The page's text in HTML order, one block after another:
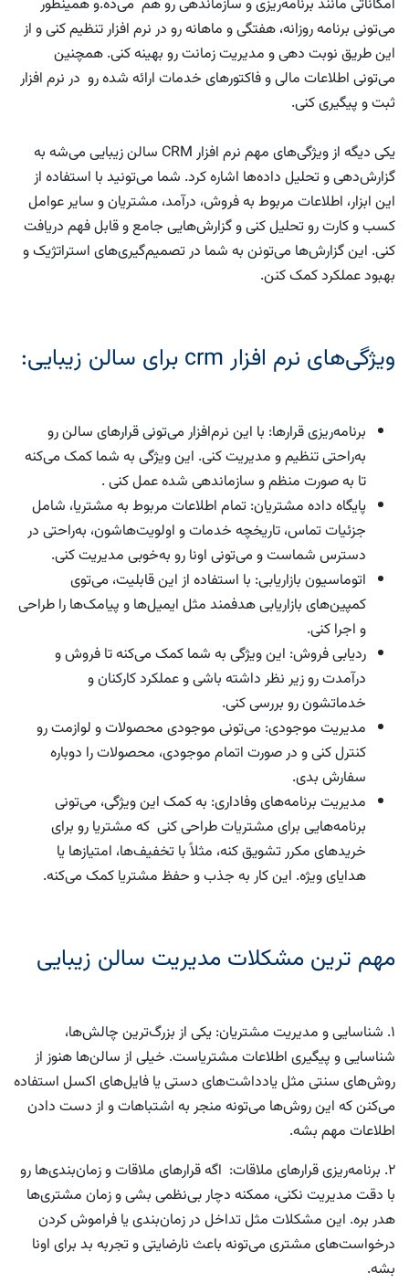
امکاناتی مانند برنامه‌ریزی و سازماندهی رو هم می‌ده.و همینطور
می‌تونی برنامه روزانه، هفتگی و ماهانه رو در نرم افزار تنظیم کنی و از
این طریق نوبت دهی و مدیریت زمانت رو بهینه کنی. همچنین
می‌تونی اطلاعات مالی و فاکتورهای خدمات ارائه شده رو در نرم افزار
ثبت و پیگیری کنی.
یکی دیگه از ویژگی‌های مهم نرم افزار CRM سالن زیبایی می‌شه به
گزارش‌دهی و تحلیل داده‌ها اشاره کرد. شما می‌تونید با استفاده از
این ابزار، اطلاعات مربوط به فروش، درآمد، مشتریان و سایر عوامل
کسب و کارت رو تحلیل کنی و گزارش‌هایی جامع و قابل فهم دریافت
کنی. این گزارش‌ها می‌تونن به شما در تصمیم‌گیری‌های استراتژیک و
بهبود عملکرد کمک کنن.
ویژگی‌های نرم افزار crm برای سالن زیبایی:
برنامه‌ریزی قرارها: با این نرم‌افزار می‌تونی قرارهای سالن رو
به‌راحتی تنظیم و مدیریت کنی. این ویژگی به شما کمک می‌کنه
تا به صورت منظم و سازماندهی شده عمل کنی .
پایگاه داده مشتریان: تمام اطلاعات مربوط به مشتریا، شامل
جزئیات تماس، تاریخچه خدمات و اولویت‌هاشون، به‌راحتی در
دسترس شماست و می‌تونی اونا رو به‌خوبی مدیریت کنی.
اتوماسیون بازاریابی: با استفاده از این قابلیت، می‌توی
کمپین‌های بازاریابی هدفمند مثل ایمیل‌ها و پیامک‌ها را طراحی
و اجرا کنی.
ردیابی فروش: این ویژگی به شما کمک می‌کنه تا فروش و
درآمدت رو زیر نظر داشته باشی و عملکرد کارکنان و
خدماتشون رو بررسی کنی.
مدیریت موجودی: می‌تونی موجودی محصولات و لوازمت رو
کنترل کنی و در صورت اتمام موجودی، محصولات را دوباره
سفارش بدی.
مدیریت برنامه‌های وفاداری: به کمک این ویژگی، می‌تونی
برنامه‌هایی برای مشتریات طراحی کنی که مشتریا رو برای
خریدهای مکرر تشویق کنه، مثلاً با تخفیف‌ها، امتیازها یا
هدایای ویژه. این کار به جذب و حفظ مشتریا کمک می‌کنه.
مهم ترین مشکلات مدیریت سالن زیبایی
1. شناسایی و مدیریت مشتریان:
یکی از بزرگ‌ترین چالش‌ها،
شناسایی و پیگیری اطلاعات مشتریاست. خیلی از سالن‌ها هنوز از
روش‌های سنتی مثل یادداشت‌های دستی یا فایل‌های اکسل استفاده
می‌کنن که این روش‌ها می‌تونه منجر به اشتباهات و از دست دادن
اطلاعات مهم بشه.
2. برنامه‌ریزی قرارهای ملاقات:
اگه قرارهای ملاقات و زمان‌بندی‌ها رو
با دقت مدیریت نکنی، ممکنه دچار بی‌نظمی بشی و زمان مشتری‌ها
هدر بره. این مشکلات مثل تداخل در زمان‌بندی یا فراموش کردن
درخواست‌های مشتری می‌تونه باعث نارضایتی و تجربه بد برای اونا
بشه.